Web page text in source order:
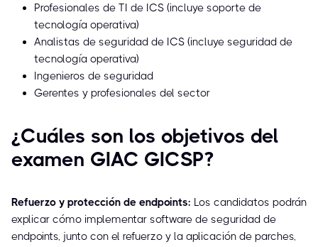
Profesionales de TI de ICS (incluye soporte de
tecnología operativa)
Analistas de seguridad de ICS (incluye seguridad de
tecnología operativa)
Ingenieros de seguridad
Gerentes y profesionales del sector
¿Cuáles son los objetivos del
examen GIAC GICSP?
Refuerzo y protección de endpoints: Los candidatos podrán
explicar cómo implementar software de seguridad de
endpoints, junto con el refuerzo y la aplicación de parches,